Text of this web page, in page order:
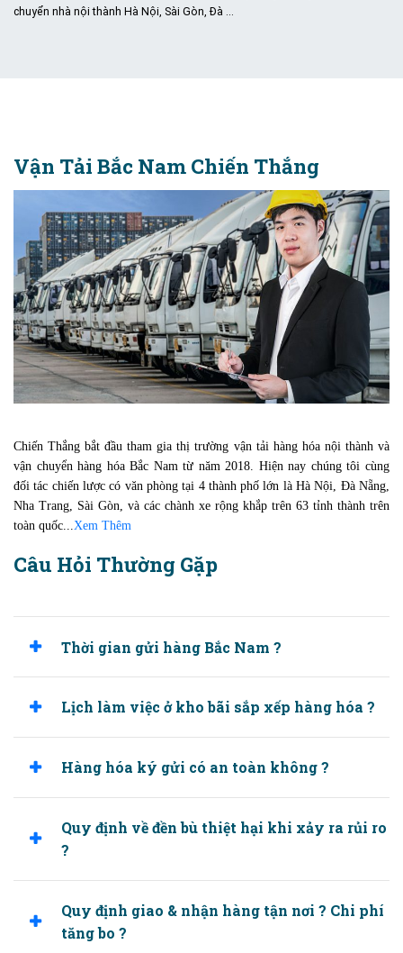
chuyển nhà nội thành Hà Nội, Sài Gòn, Đà …
Vận Tải Bắc Nam Chiến Thắng
Chiến Thắng bắt đầu tham gia thị trường vận tải hàng hóa nội thành và
vận chuyển hàng hóa Bắc Nam từ năm 2018. Hiện nay chúng tôi cùng
đối tác chiến lược có văn phòng tại 4 thành phố lớn là Hà Nội, Đà Nẵng,
Nha Trang, Sài Gòn, và các chành xe rộng khắp trên 63 tỉnh thành trên
toàn quốc... Xem Thêm
Câu Hỏi Thường Gặp
Thời gian gửi hàng Bắc Nam ?
Lịch làm việc ở kho bãi sắp xếp hàng hóa ?
Hàng hóa ký gửi có an toàn không ?
Quy định về đền bù thiệt hại khi xảy ra rủi ro
?
Quy định giao & nhận hàng tận nơi ? Chi phí
tăng bo ?